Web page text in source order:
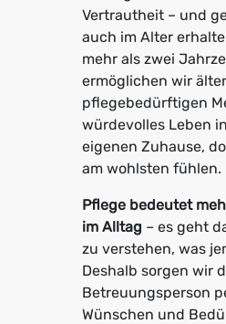
Vertrautheit – und
auch im Alter
mehr als zwei
ermöglichen wir
pflegebedürftigen
würdevolles Leben
eigenen Zuhause,
am wohlsten fühlen.
Pflege bedeutet
im Alltag – es geht
zu verstehen, was
Deshalb sorgen wir
Betreuungsperson
Wünschen und